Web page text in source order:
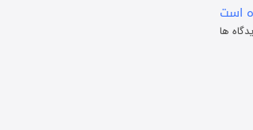
است
ها